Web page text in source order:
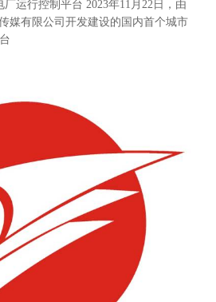
运行控制平台 2023年11月22日，由
媒有限公司开发建设的国内首个城市